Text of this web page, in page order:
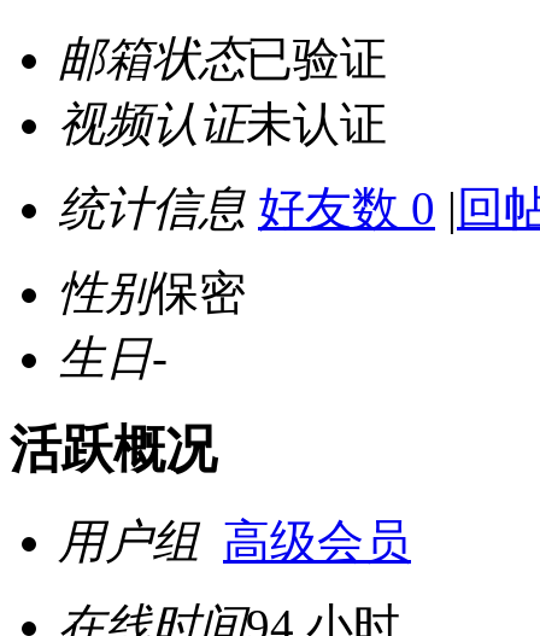
邮箱状态已验证
视频认证未认证
统计信息 好友数 0 | 回
性别保密
生日-
活跃概况
用户组 高级会员